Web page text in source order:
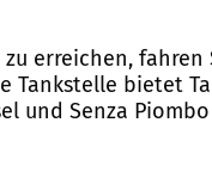
erreichen,
Tankstelle bietet
und Senza